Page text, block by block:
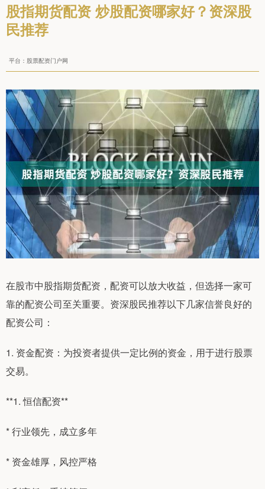
股指期货配资 炒股配资哪家好？资深股
民推荐
平台：股票配资门户网
在股市中股指期货配资，配资可以放大收益，但选择一家可
靠的配资公司至关重要。资深股民推荐以下几家信誉良好的
配资公司：
1. 资金配资：为投资者提供一定比例的资金，用于进行股票
交易。
**1. 恒信配资**
* 行业领先，成立多年
* 资金雄厚，风控严格